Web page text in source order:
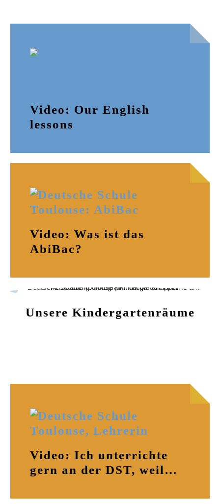
Video: Our English
lessons
Video: Was ist das
AbiBac?
Unsere Kindergartenräume
Video: Ich unterrichte
gern an der DST, weil…